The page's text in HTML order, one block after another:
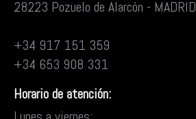
28223 Pozuelo de Alarcón - MADRID
+34 917 151 359
+34 653 908 331
Horario de atención: